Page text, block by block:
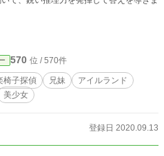
570 位 / 570件
椅子探偵 兄妹
アイルランド
美少女
登録日 2020.09.13